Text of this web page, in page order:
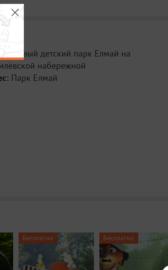
Новый детский парк Елмай на
набережной
Парк Елмай
Бесплатно Бесплатно